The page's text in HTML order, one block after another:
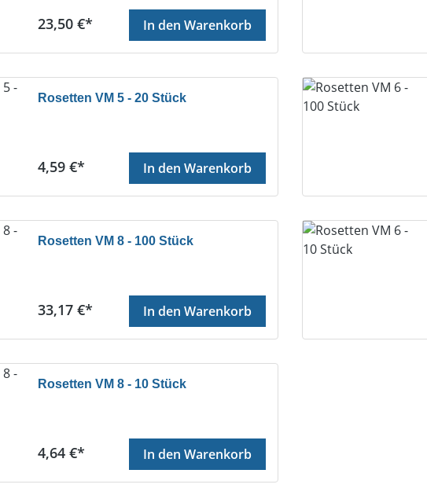
Regulärer Preis:
23,50 €* In den Warenkorb
Rosetten VM 5 - 20 Stück
Regulärer Preis:
4,59 €* In den Warenkorb
Rosetten VM 8 - 100 Stück
Regulärer Preis:
33,17 €* In den Warenkorb
Rosetten VM 8 - 10 Stück
Regulärer Preis:
4,64 €* In den Warenkorb